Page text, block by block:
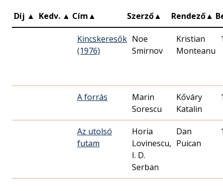
Díj ▲ Kedv. ▲ Cím▲ Szerző▲ Rendező▲
Kincskeresők
(1976)
Noe
Smirnov
Kristian
Monteanu
A forrás
Marin
Sorescu
Kőváry
Katalin
Az utolsó
futam
Horia
Lovinescu,
I. D.
Serban
Dan
Puican